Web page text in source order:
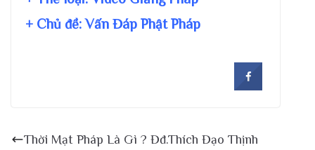
+ Chủ đề:Vấn Đáp Phật Pháp
Thời Mạt Pháp Là Gì ? Đđ.Thích Đạo Thịnh